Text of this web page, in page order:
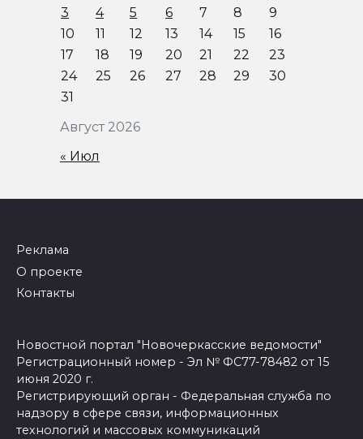
Август 2026
3
4 5 6 7 8
9
10
11 12 13 14 15
16
17
18 19 20 21 22
23
24
25 26 27 28 29
30
31
« Июл
Реклама
О проекте
Контакты
Новостной портал "Новочеркасские ведомости"
Регистрационный номер - Эл № ФС77-78482 от 15
июня 2020 г.
Регистрирующий орган - Федеральная служба по
надзору в сфере связи, информационных
технологий и массовых коммуникаций